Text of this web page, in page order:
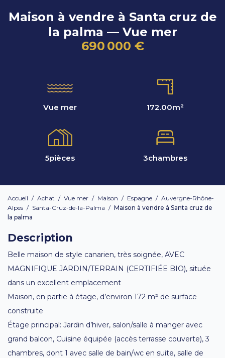
Maison à vendre à Santa cruz de
la palma — Vue mer
690 000 €
Vue mer 172.00m²
5pièces 3chambres
Accueil / Achat / Vue mer / Maison / Espagne / Auvergne-Rhône-
Alpes / Santa-Cruz-de-la-Palma / Maison à vendre à Santa cruz de
la palma
Description
Belle maison de style canarien, très soignée, AVEC
MAGNIFIQUE JARDIN/TERRAIN (CERTIFIÉE BIO), située
dans un excellent emplacement
Maison, en partie à étage, d’environ 172 m² de surface
construite
Étage principal: Jardin d’hiver, salon/salle à manger avec
grand balcon, Cuisine équipée (accès terrasse couverte), 3
chambres, dont 1 avec salle de bain/wc en suite, salle de